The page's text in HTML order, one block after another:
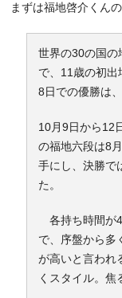
まずは福地啓介くん
世界の30の国の
で、11歳の初
8日での優勝は
10月9日から12
の福地六段は8
手にし、決勝で
た。
各持ち時間が
で、序盤から多
が高いと言われ
くスタイル。焦